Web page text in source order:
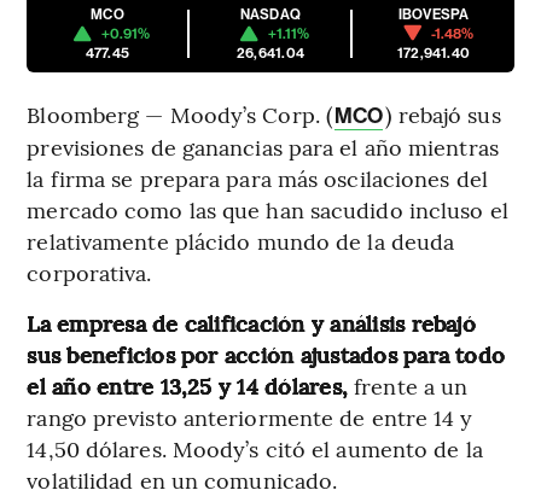
MCO
+0.91%
477.45
NASDAQ
+1.11%
26,641.04
IBOVESPA
-1.48%
172,941.40
Bloomberg — Moody’s Corp. (MCO) rebajó sus
previsiones de ganancias para el año mientras
la firma se prepara para más oscilaciones del
mercado como las que han sacudido incluso el
relativamente plácido mundo de la deuda
corporativa.
La empresa de calificación y análisis rebajó
sus beneficios por acción ajustados para todo
el año entre 13,25 y 14 dólares, frente a un
rango previsto anteriormente de entre 14 y
14,50 dólares. Moody’s citó el aumento de la
volatilidad en un comunicado.